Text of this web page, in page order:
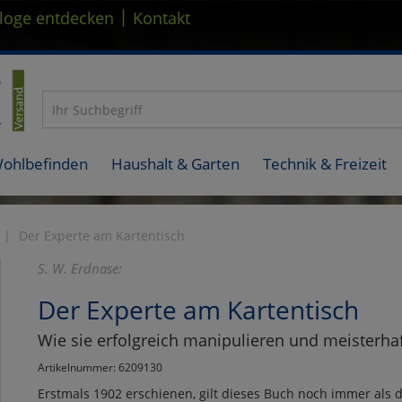
entdecken | Kontakt
Haushalt & Garten Technik & Freizeit
Der Experte am Kartentisch
S. W. Erdnase:
Der Experte am Kartentisch
Wie sie erfolgreich manipulieren und
Artikelnummer: 6209130
Erstmals 1902 erschienen, gilt dieses Buch noch immer